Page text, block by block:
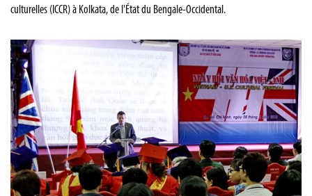
culturelles (ICCR) à Kolkata, de l'État du Bengale-Occidental.